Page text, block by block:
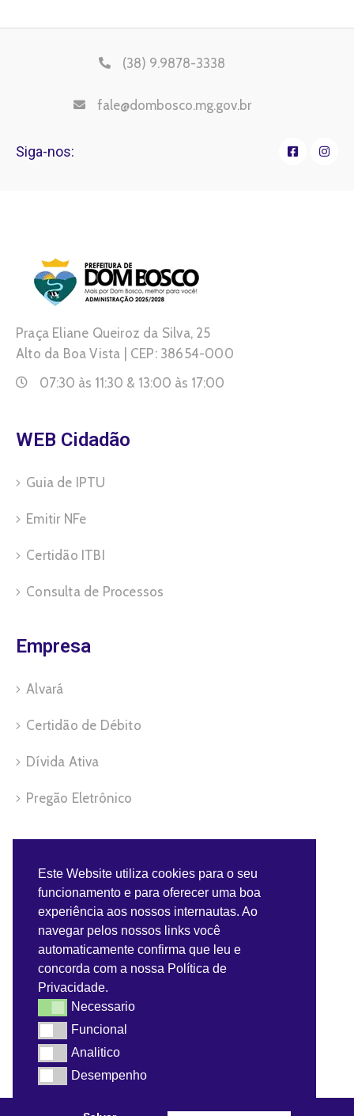
(38) 9.9878-3338
fale@dombosco.mg.gov.br
Siga-nos:
Praça Eliane Queiroz da Silva, 25
Alto da Boa Vista | CEP: 38654-000
07:30 às 11:30 & 13:00 às 17:00
WEB Cidadão
Guia de IPTU
Emitir NFe
Certidão ITBI
Consulta de Processos
Empresa
Alvará
Certidão de Débito
Dívida Ativa
Pregão Eletrônico
Benefícios do Servidor
Contra-Cheque
Convênios do Servidor
Webmail
Este Website utiliza cookies para o seu
funcionamento e para oferecer uma boa
experiência aos nossos internautas. Ao
navegar pelos nossos links você
automaticamente confirma que leu e
concorda com a nossa Política de
Privacidade.
NecessarioNecessario
FuncionalFuncional
AnaliticoAnalitico
Desempenho
Desempenho